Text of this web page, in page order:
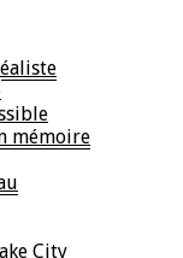
mémoire
City